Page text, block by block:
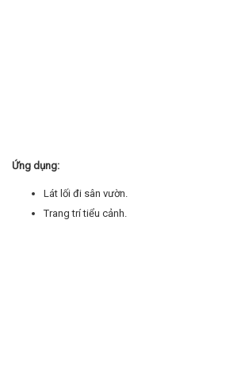
Ứng dụng:
Lát lối đi sân vườn.
Trang trí tiểu cảnh.